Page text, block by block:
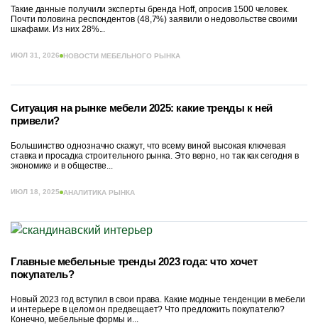
Такие данные получили эксперты бренда Hoff, опросив 1500 человек.
Почти половина респондентов (48,7%) заявили о недовольстве своими
шкафами. Из них 28%...
ИЮЛ 31, 2026 НОВОСТИ МЕБЕЛЬНОГО РЫНКА
Ситуация на рынке мебели 2025: какие тренды к ней
привели?
Большинство однозначно скажут, что всему виной высокая ключевая
ставка и просадка строительного рынка. Это верно, но так как сегодня в
экономике и в обществе...
ИЮЛ 18, 2025 АНАЛИТИКА РЫНКА
Главные мебельные тренды 2023 года: что хочет
покупатель?
Новый 2023 год вступил в свои права. Какие модные тенденции в мебели
и интерьере в целом он предвещает? Что предложить покупателю?
Конечно, мебельные формы и...